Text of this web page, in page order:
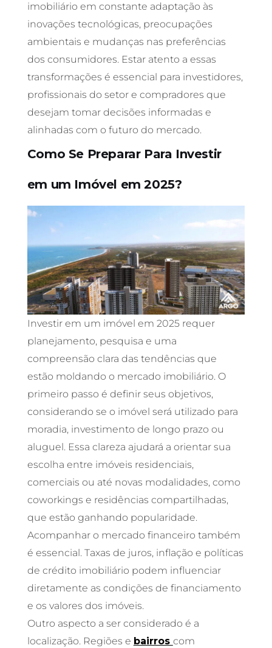
imobiliário em constante adaptação às
inovações tecnológicas, preocupações
ambientais e mudanças nas preferências
dos consumidores. Estar atento a essas
transformações é essencial para investidores,
profissionais do setor e compradores que
desejam tomar decisões informadas e
alinhadas com o futuro do mercado.
Como Se Preparar Para Investir
em um Imóvel em 2025?
Investir em um imóvel em 2025 requer
planejamento, pesquisa e uma
compreensão clara das tendências que
estão moldando o mercado imobiliário. O
primeiro passo é definir seus objetivos,
considerando se o imóvel será utilizado para
moradia, investimento de longo prazo ou
aluguel. Essa clareza ajudará a orientar sua
escolha entre imóveis residenciais,
comerciais ou até novas modalidades, como
coworkings e residências compartilhadas,
que estão ganhando popularidade.
Acompanhar o mercado financeiro também
é essencial. Taxas de juros, inflação e políticas
de crédito imobiliário podem influenciar
diretamente as condições de financiamento
e os valores dos imóveis.
Outro aspecto a ser considerado é a
localização. Regiões e bairros com